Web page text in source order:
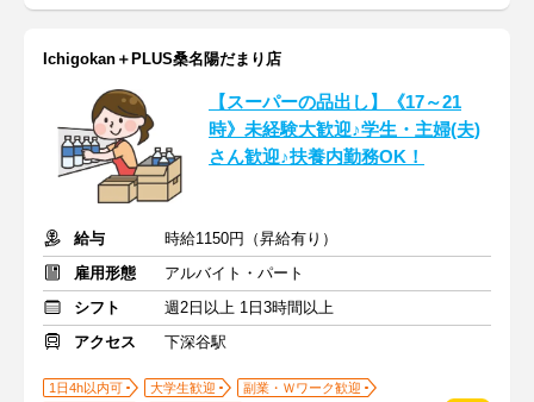
Ichigokan＋PLUS桑名陽だまり店
【スーパーの品出し】《17～21
時》未経験大歓迎♪学生・主婦(夫)
さん歓迎♪扶養内勤務OK！
給与
時給1150円（昇給有り）
雇用形態
アルバイト・パート
シフト
週2日以上 1日3時間以上
アクセス
下深谷駅
1日4h以内可 大学生歓迎
副業・Ｗワーク歓迎